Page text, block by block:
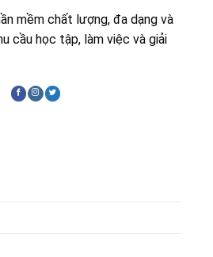
mềm chất lượng, đa dạng và
cầu học tập, làm việc và giải